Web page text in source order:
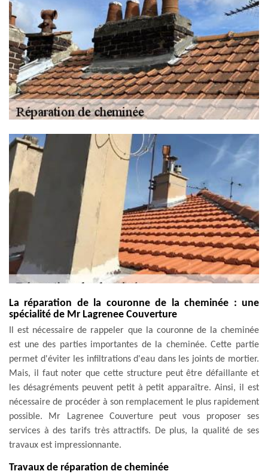
La réparation de la couronne de la cheminée : une
spécialité de Mr Lagrenee Couverture
Il est nécessaire de rappeler que la couronne de la cheminée
est une des parties importantes de la cheminée. Cette partie
permet d'éviter les infiltrations d'eau dans les joints de mortier.
Mais, il faut noter que cette structure peut être défaillante et
les désagréments peuvent petit à petit apparaître. Ainsi, il est
nécessaire de procéder à son remplacement le plus rapidement
possible. Mr Lagrenee Couverture peut vous proposer ses
services à des tarifs très attractifs. De plus, la qualité de ses
travaux est impressionnante.
Travaux de réparation de cheminée